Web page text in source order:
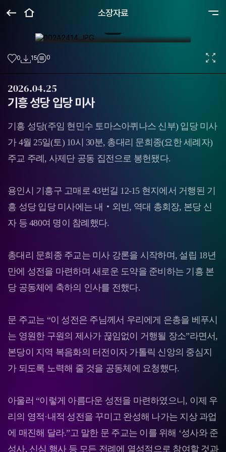
소장자료 기흥 성당
0 15 0
2026.04.25
기흥 성당 입당 미사
기흥 성당(주임 현민수 토마스아퀴나스 신부) 입당 미사
가 4월 25일(토) 10시 30분, 총대리 문희종(요한 세례자)
주교 주례, 사제단 공동 집전으로 봉헌됐다.
용인시 기흥구 고매로 43번길 12-15 현지에서 거행된 기
흥 성당 입당 미사에는 내‧외빈, 역대 총회장, 본당 신
자 등 480여 명이 참례했다.
총대리 문희종 주교는 미사 강론을 시작하며, 설립 18년
만에 성전을 마련하며 새로운 도약을 준비하는 기흥 본
당 공동체에 축하의 인사를 전했다.
문 주교는 “이 성전은 주님께서 우리에게 은총을 베푸시
는 영원한 구원의 제사가 끊임없이 거행될 장소”라면서,
본당이 지역 복음화의 터전이자 가톨릭 신앙의 중심지
가 되도록 노력해 줄 것을 공동체에 요청했다.
아울러 “이렇게 아름다운 성전을 마련하였으니, 이제 우
리의 영적·내적 성전을 꾸미고 완성해 나가는 지상 과업
에 매진해 달라.”고 말한 문 주교는 이를 위해 ‘성사와 준
성사, 신심 행사 등 모든 전례에 열성적으로 참여할 것과